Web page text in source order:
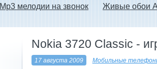
Mp3 мелодии на звонок Живые обои
Nokia 3720 Classic -
17 августа 2009 Мобильные